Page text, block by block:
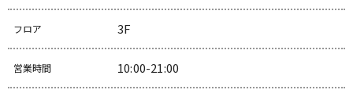
フロア 3F
営業時間 10:00-21:00